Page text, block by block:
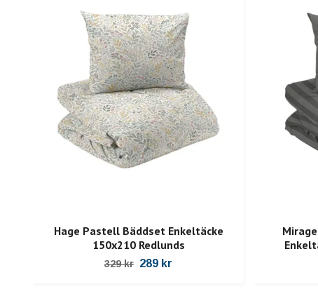
Hage Pastell Bäddset Enkeltäcke
150x210 Redlunds
329 kr 289 kr